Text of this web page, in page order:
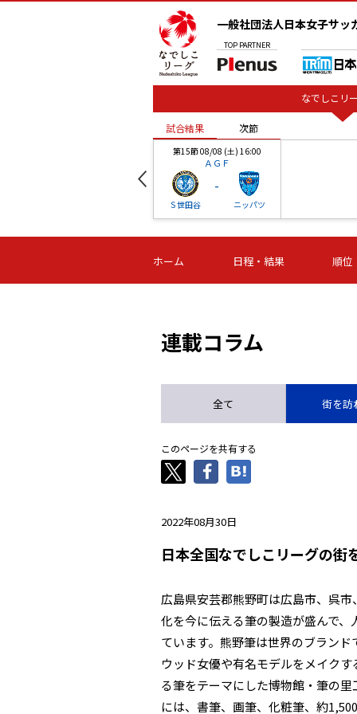
一般社団法人日本女子サッ
TOP PARTNER
なでしこリ
試合結果 次節
第15節 08/08 (土) 16:00
ＡＧＦ
Ｓ世田谷
-
ニッパツ
-
第16節 09/05 (土) 15:00
ニッパツ
-
第16節 09/05
石人の
-
試合結果 次節
ホーム 日程・結果 順位
連載コラム
全て 街を訪
このページを共有する
2022年08月30日
日本全国なでしこリーグの
広島県安芸郡熊野町は広島市、呉
化を今に伝える筆の製造が盛んで
ています。熊野筆は世界のブラン
ウッド女優や有名モデルをメイク
る筆をテーマにした博物館・筆の
には、書筆、画筆、化粧筆、約